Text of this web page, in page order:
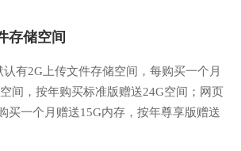
存储空间
有2G上传文件存储空间，每购买一个月
间，按年购买标准版赠送24G空间；网页
买一个月赠送15G内存，按年尊享版赠送